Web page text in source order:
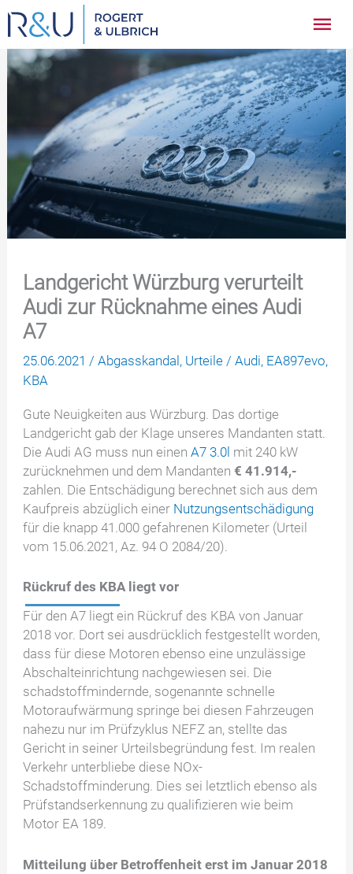
Zum
Inhalt
springen
Landgericht Würzburg verurteilt
Audi zur Rücknahme eines Audi
A7
25.06.2021/Abgasskandal , Urteile /Audi, EA897evo,
KBA
Gute Neuigkeiten aus Würzburg. Das dortige
Landgericht gab der Klage unseres Mandanten statt.
Die Audi AG muss nun einenA7 3.0l mit 240 kW
zurücknehmen und dem Mandanten€ 41.914,-
zahlen. Die Entschädigung berechnet sich aus dem
Kaufpreis abzüglich einer Nutzungsentschädigung
für die knapp 41.000 gefahrenen Kilometer (Urteil
vom 15.06.2021, Az. 94 O 2084/20).
Rückruf des KBA liegt vor
Für den A7 liegt ein Rückruf des KBA von Januar
2018 vor. Dort sei ausdrücklich festgestellt worden,
dass für diese Motoren ebenso eine unzulässige
Abschalteinrichtung nachgewiesen sei. Die
schadstoffmindernde, sogenannte schnelle
Motoraufwärmung springe bei diesen Fahrzeugen
nahezu nur im Prüfzyklus NEFZ an, stellte das
Gericht in seiner Urteilsbegründung fest. Im realen
Verkehr unterbliebe diese NOx-
Schadstoffminderung. Dies sei letztlich ebenso als
Prüfstandserkennung zu qualifizieren wie beim
Motor EA 189.
Mitteilung über Betroffenheit erst im Januar 2018